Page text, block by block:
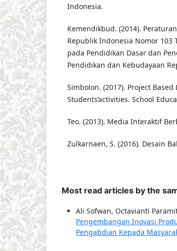
Indonesia.
Kemendikbud. (2014).
Republik Indonesia Nomor 103
pada Pendidikan Dasar dan
Pendidikan dan Kebudayaan
Simbolon. (2017). Project
Students’activities. School
Teo. (2013). Media Interaktif
Zulkarnaen, S. (2016). Desain
Most read articles by the
Ali Sofwan, Octavianti
Pengembangan Inovasi
Pengabdian Kepada